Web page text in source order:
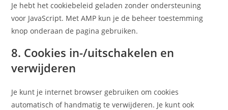
Je hebt het cookiebeleid geladen zonder ondersteuning
voor JavaScript. Met AMP kun je de beheer toestemming
knop onderaan de pagina gebruiken.
8. Cookies in-/uitschakelen en
verwijderen
Je kunt je internet browser gebruiken om cookies
automatisch of handmatig te verwijderen. Je kunt ook